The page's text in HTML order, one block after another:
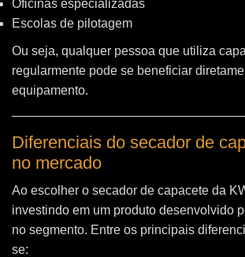
Oficinas especializadas
Escolas de pilotagem
Ou seja, qualquer pessoa que utiliza
regularmente pode se beneficiar
equipamento.
Diferenciais do secador de
no mercado
Ao escolher o secador de capacete da
investindo em um produto desenvolvido
no segmento. Entre os principais
se: